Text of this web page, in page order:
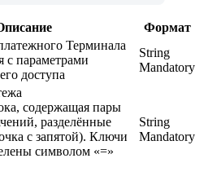
Формат
Терминала
с параметрами
доступа
String
Mandatory
содержащая пары
разделённые
с запятой). Ключи
символом «=»
String
Mandatory